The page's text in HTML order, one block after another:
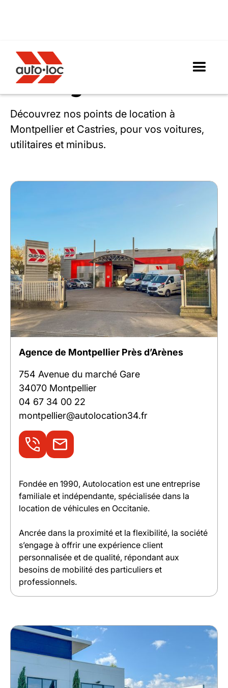
Nos agences
Découvrez nos points de location à
Montpellier et Castries, pour vos voitures,
utilitaires et minibus.
Agence de Montpellier Près d’Arènes
754 Avenue du marché Gare
34070 Montpellier
04 67 34 00 22
montpellier@autolocation34.fr
Fondée en 1990, Autolocation est une entreprise
familiale et indépendante, spécialisée dans la
location de véhicules en Occitanie.
Ancrée dans la proximité et la flexibilité, la société
s’engage à offrir une expérience client
personnalisée et de qualité, répondant aux
besoins de mobilité des particuliers et
professionnels.